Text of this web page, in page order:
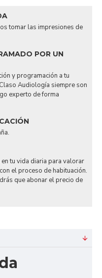
tomar las impresiones de
POR UN
y programación a tu
Audiología siempre son
experto de forma
tu vida diaria para valorar
el proceso de habituación.
que abonar el precio de